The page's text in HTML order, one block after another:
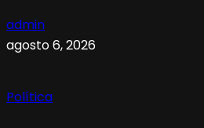
admin
agosto 6, 2026
Política